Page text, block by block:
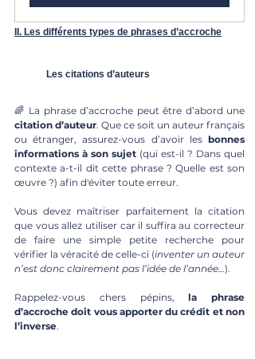
II. Les différents types de phrases d’accroche
Les citations d’auteurs
citation d’auteur. Que ce soit un auteur français
ou étranger, assurez-vous d’avoir les bonnes
informations à son sujet (qui est-il ? Dans quel
contexte a-t-il dit cette phrase ? Quelle est son
œuvre ?) afin d'éviter toute erreur.
Vous devez maîtriser parfaitement la citation
que vous allez utiliser car il suffira au correcteur
de faire une simple petite recherche pour
vérifier la véracité de celle-ci (inventer un auteur
n’est donc clairement pas l’idée de l’année… ).
Rappelez-vous chers pépins, la phrase
d’accroche doit vous apporter du crédit et non
l’inverse.